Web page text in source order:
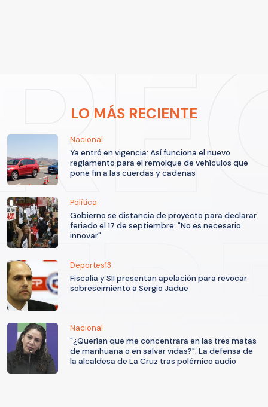
LO MÁS RECIENTE
Nacional
Ya entró en vigencia: Así funciona el nuevo
reglamento para el remolque de vehículos que
pone fin a las cuerdas y cadenas
Política
Gobierno se distancia de proyecto para declarar
feriado el 17 de septiembre: "No es necesario
innovar"
Deportes13
Fiscalía y SII presentan apelación para revocar
sobreseimiento a Sergio Jadue
Nacional
"¿Querían que me concentrara en las tres matas
de marihuana o en salvar vidas?": La defensa de
la alcaldesa de La Cruz tras polémico audio